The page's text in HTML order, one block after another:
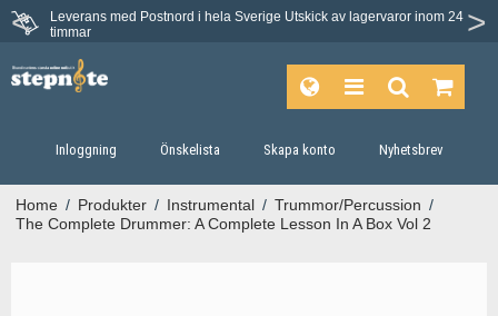
Leverans med Postnord i hela Sverige Utskick av lagervaror inom 24
timmar
Du har 30 dagars ångerrätt.
Inloggning Önskelista Skapa konto Nyhetsbrev
Home / Produkter / Instrumental / Trummor/Percussion /
The Complete Drummer: A Complete Lesson In A Box Vol 2